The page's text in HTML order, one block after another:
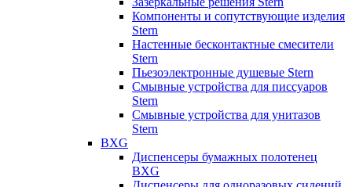
Компоненты и сопутствующие изделия
Stern
Настенные бесконтактные смесители
Stern
Пьезоэлектронные душевые Stern
Смывные устройства для писсуаров
Stern
Смывные устройства для унитазов
Stern
BXG
Диспенсеры бумажных полотенец
BXG